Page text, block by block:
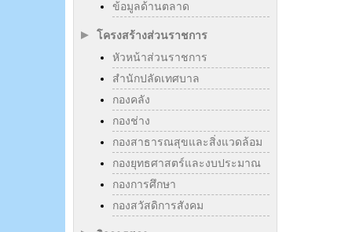
ข้อมูลด้านตลาด
โครงสร้างส่วนราชการ
หัวหน้าส่วนราชการ
สำนักปลัดเทศบาล
กองคลัง
กองช่าง
กองสาธารณสุขและสิ่งแวดล้อม
กองยุทธศาสตร์และงบประมาณ
กองการศึกษา
กองสวัสดิการสังคม